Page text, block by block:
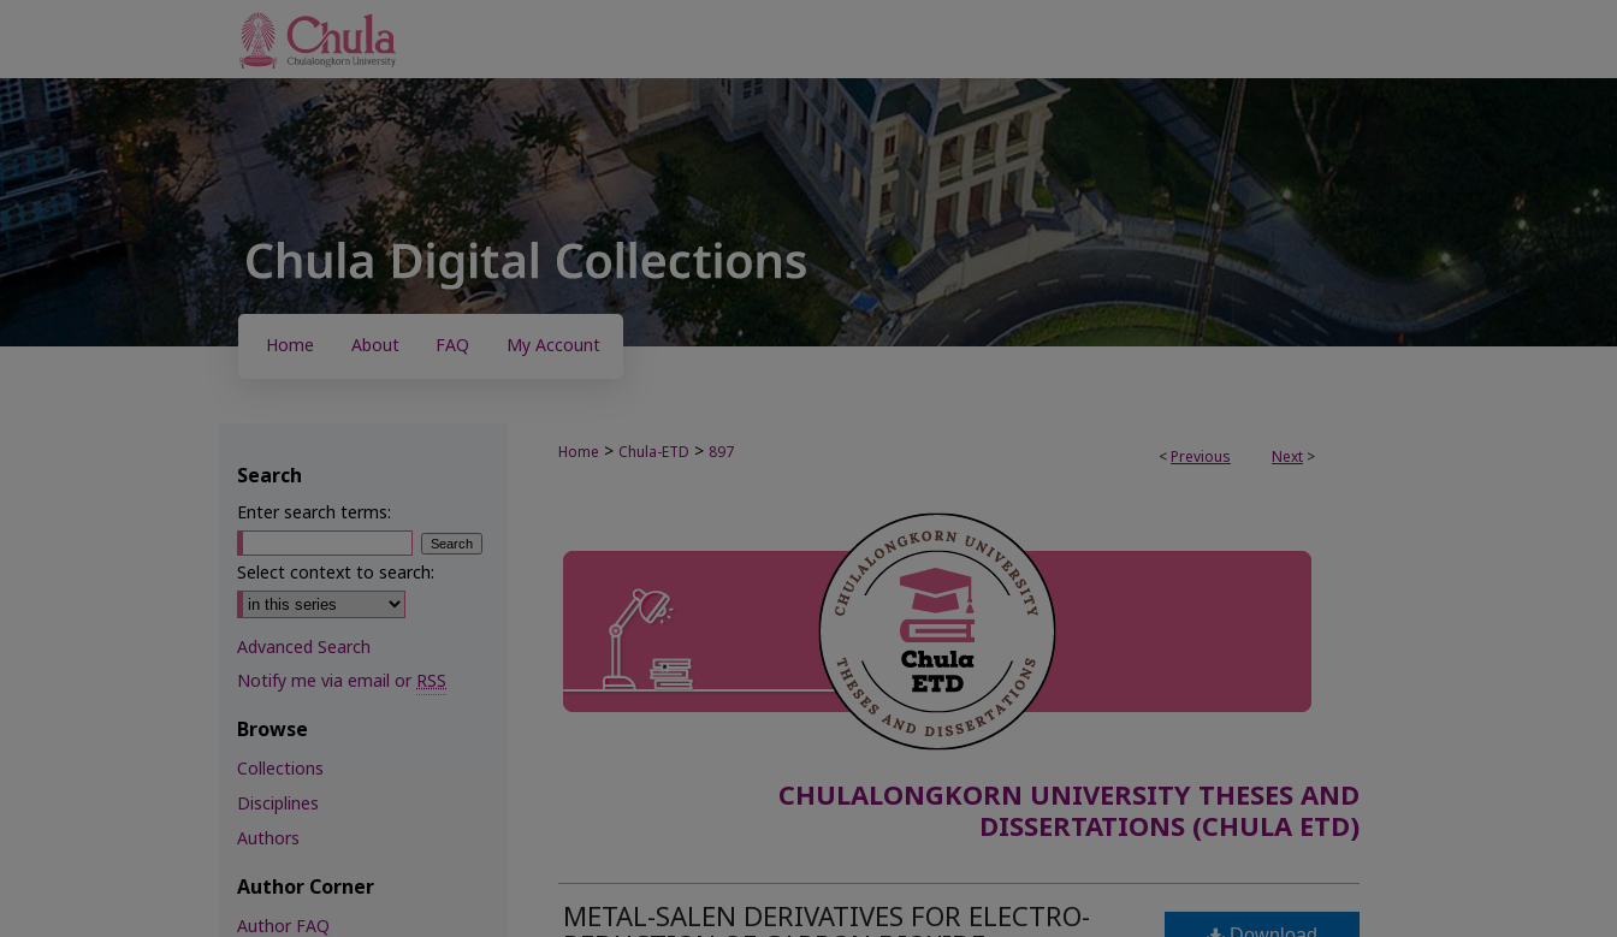
Home About FAQ My Account
< Previous Next >
Home > Chula-ETD > 897
CHULALONGKORN UNIVERSITY THESES AND
DISSERTATIONS (CHULA ETD)
METAL-SALEN DERIVATIVES FOR ELECTRO-
Search
Enter search terms:
Select context to search:
Advanced Search
Notify me via email orRSS
Browse
Collections
Disciplines
Authors
Author Corner
Author FAQ